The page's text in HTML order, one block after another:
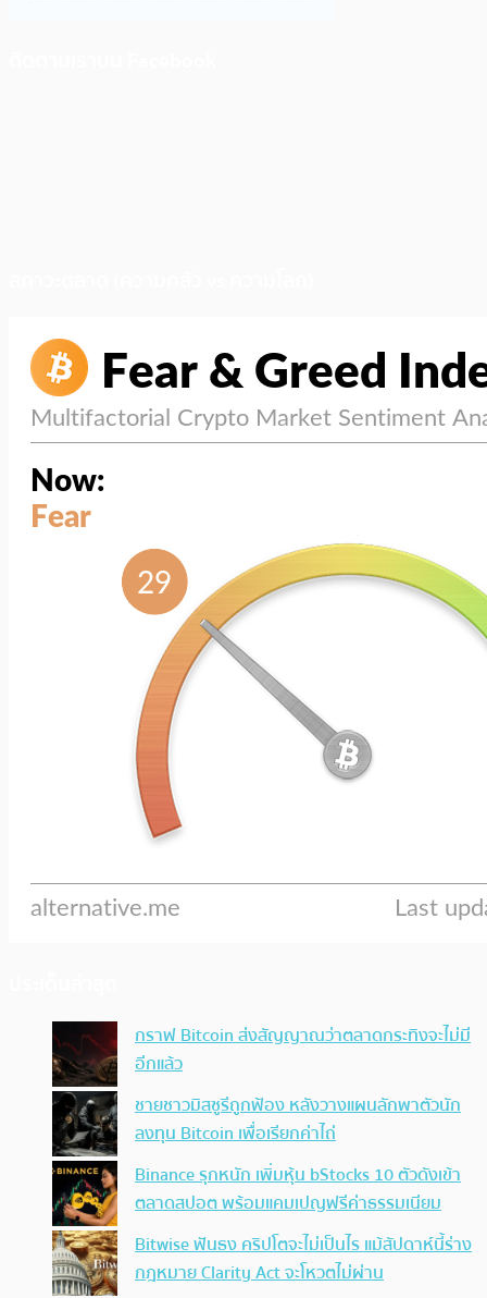
กราฟ Bitcoin ส่งสัญญาณว่าตลาดกระทิงจะไม่มี
อีกแล้ว
ชายชาวมิสซูรีถูกฟ้อง หลังวางแผนลักพาตัวนัก
ลงทุน Bitcoin เพื่อเรียกค่าไถ่
Binance รุกหนัก เพิ่มหุ้น bStocks 10 ตัวดังเข้า
ตลาดสปอต พร้อมแคมเปญฟรีค่าธรรมเนียม
Bitwise ฟันธง คริปโตจะไม่เป็นไร แม้สัปดาห์นี้ร่าง
กฎหมาย Clarity Act จะโหวตไม่ผ่าน